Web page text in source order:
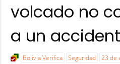
volcado no
a un
Bolivia Verifica Seguridad 23 de